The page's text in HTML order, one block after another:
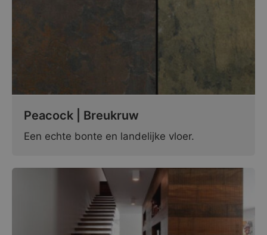
Peacock | Breukruw
Een echte bonte en landelijke vloer.